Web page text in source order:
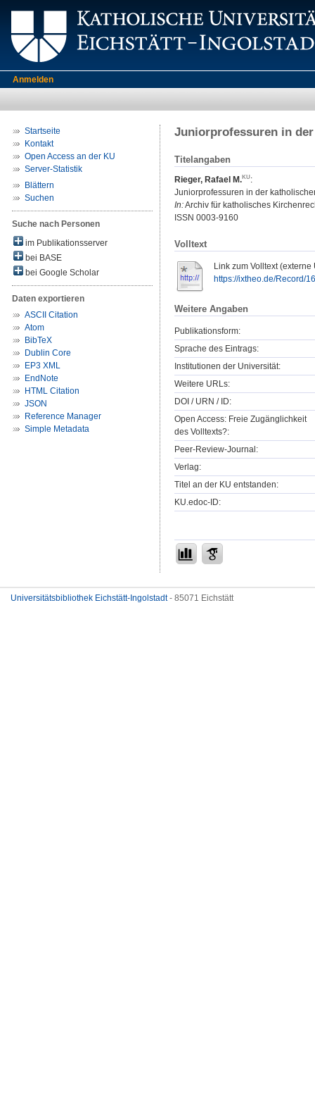
Anmelden
Startseite
Kontakt
Open Access an der KU
Server-Statistik
Blättern
Suchen
Suche nach Personen
im Publikationsserver
bei BASE
bei Google Scholar
Daten exportieren
ASCII Citation
Atom
BibTeX
Dublin Core
EP3 XML
EndNote
HTML Citation
JSON
Reference Manager
Simple Metadata
Juniorprofessuren in
Titelangaben
Rieger, Rafael M.
:
Juniorprofessuren in der
In:Archiv für katholisches
ISSN 0003-9160
Volltext
Link zum Volltext (externe
https://ixtheo.de/Record/
Weitere Angaben
Publikationsform:
Sprache des Eintrags:
Institutionen der Universität:
Weitere URLs:
DOI / URN / ID:
Open Access: Freie Zugänglichkeit
des Volltexts?:
Peer-Review-Journal:
Verlag:
Titel an der KU entstanden:
KU.edoc-ID:
Universitätsbibliothek Eichstätt-Ingolstadt- 85071 Eichstätt